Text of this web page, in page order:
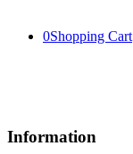
0Shopping Cart
Information